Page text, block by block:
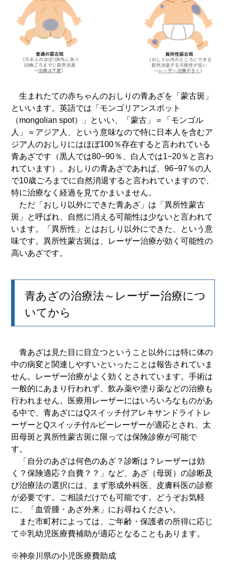
生まれたての赤ちゃんのおしりの青あざを「蒙古斑」
といいます。英語では「モンゴリアンスポット
（mongolian spot）
」といい、「蒙古」＝「モンゴル
人」＝アジア人、という意味なので特に日本人を含むア
ジア人のおしりにはほぼ100％存在すると言われている
青あざです（黒人では80−90％、白人では1−20％と言わ
れています）。おしりの青あざであれば、96−97％の人
で10歳ごろまでに自然消退すると言われていますので、
特に治療なく経過を見てかまいません。
ただ「おしり以外にできた青あざ」は「異所性蒙古
斑」と呼ばれ、自然に消える可能性は少ないと言われて
います。「異所性」とはおしり以外にできた、とい う意
味です。異所性蒙古斑は、レーザー治療が効く可能性の
高いあざです。
青あざの治療法～レーザー治療につ
いてから
青あざは見た目に目立つということ以外には特に体の
中の病変と関連しやすいといったことは報告されていま
せん。レーザー治療がよく効くとされています。手術は
一般的にあまり行われず、飲み薬や塗り薬などの治療も
行われません。医療用レーザーにはいろいろなものがあ
る中で、青あざにはQスイッチ付アレキサンドライトレ
ーザーとQスイッチ付ルビーレーザーが適応とされ、太
田母斑と異所性蒙古斑に限っては保険診療が可能で
す。
「自分のあざは何色のあざ？診断は？レーザーは効
く？保険適応？自費？？」など、あざ（母斑）の診断及
び治療法の選択には、まず形成外科医、皮膚科医の診察
が必要です。ご相談だけでも可能です。どうぞお気軽
に
、「血管腫・あざ外来」にお尋ねください。
また市町村によっては、ご年齢・保護者の所得に応じ
て※乳幼児医療費補助が適応となることもあります。
※神奈川県の小児医療費助成